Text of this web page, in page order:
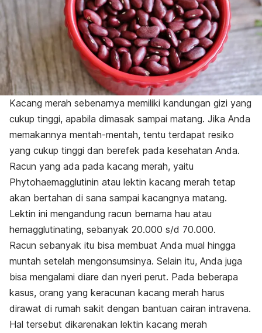
Kacang merah sebenarnya memiliki kandungan gizi yang
cukup tinggi, apabila dimasak sampai matang. Jika Anda
memakannya mentah-mentah, tentu terdapat resiko
yang cukup tinggi dan berefek pada kesehatan Anda.
Racun yang ada pada kacang merah, yaitu
Phytohaemagglutinin atau lektin kacang merah tetap
akan bertahan di sana sampai kacangnya matang.
Lektin ini mengandung racun bernama hau atau
hemagglutinating, sebanyak 20.000 s/d 70.000.
Racun sebanyak itu bisa membuat Anda mual hingga
muntah setelah mengonsumsinya. Selain itu, Anda juga
bisa mengalami diare dan nyeri perut. Pada beberapa
kasus, orang yang keracunan kacang merah harus
dirawat di rumah sakit dengan bantuan cairan intravena.
Hal tersebut dikarenakan lektin kacang merah